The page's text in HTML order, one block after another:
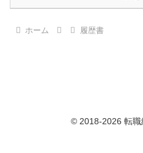
ホーム 履歴書
© 2018-2026 転職